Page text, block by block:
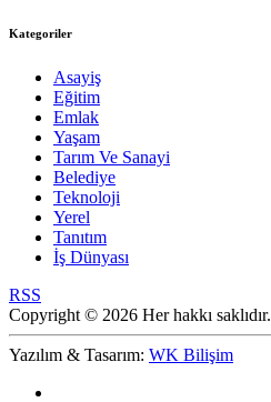
Kategoriler
Asayiş
Eğitim
Emlak
Yaşam
Tarım Ve Sanayi
Belediye
Teknoloji
Yerel
Tanıtım
İş Dünyası
RSS
Copyright © 2026 Her hakkı saklıdır.
Yazılım & Tasarım: WK Bilişim